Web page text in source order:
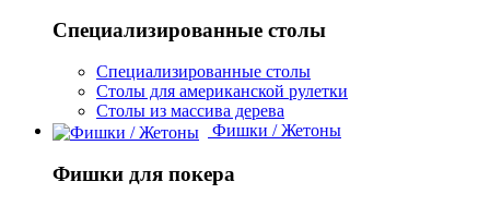
Специализированные столы
Специализированные столы
Столы для американской рулетки
Столы из массива дерева
Фишки / Жетоны
Фишки для покера